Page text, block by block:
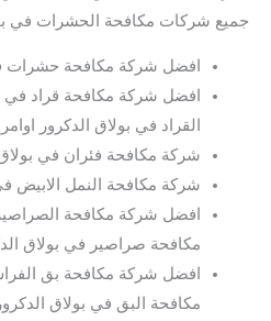
جميع شركات مكافحة الحشرات في
افضل شركة مكافحة حشرات
افضل شركة مكافحة قراد في
القراد في بولاق الدكرور
شركة مكافحة فئران في
شركة مكافحة النمل الابيض
افضل شركة مكافحة
مكافحة صراصير في بولاق
افضل شركة مكافحة بق
مكافحة البق في بولاق الدكرور